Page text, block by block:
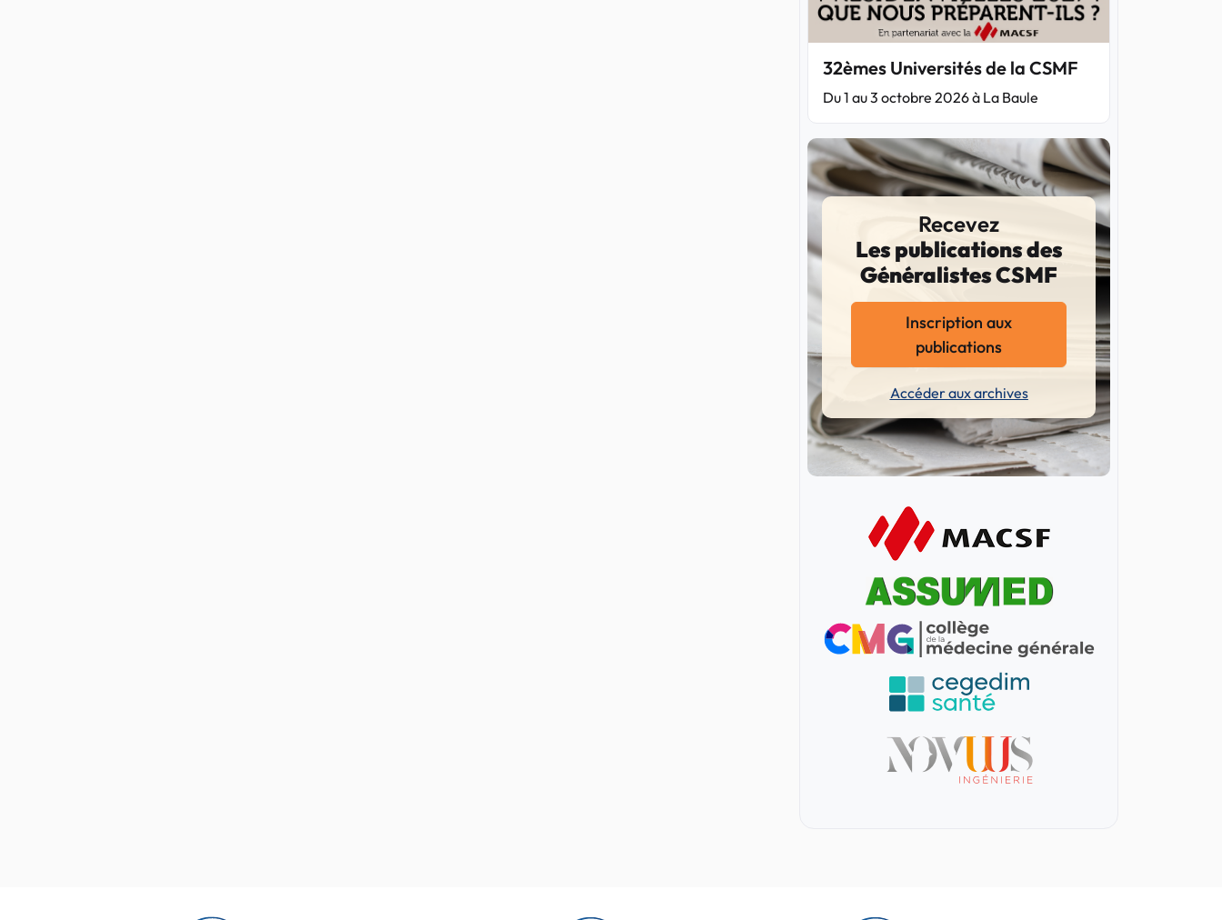
32èmes Universités de la CSMF
Du 1 au 3 octobre 2026 à La Baule
Recevez
Les publications des
Généralistes CSMF
Inscription aux
publications
Accéder aux archives